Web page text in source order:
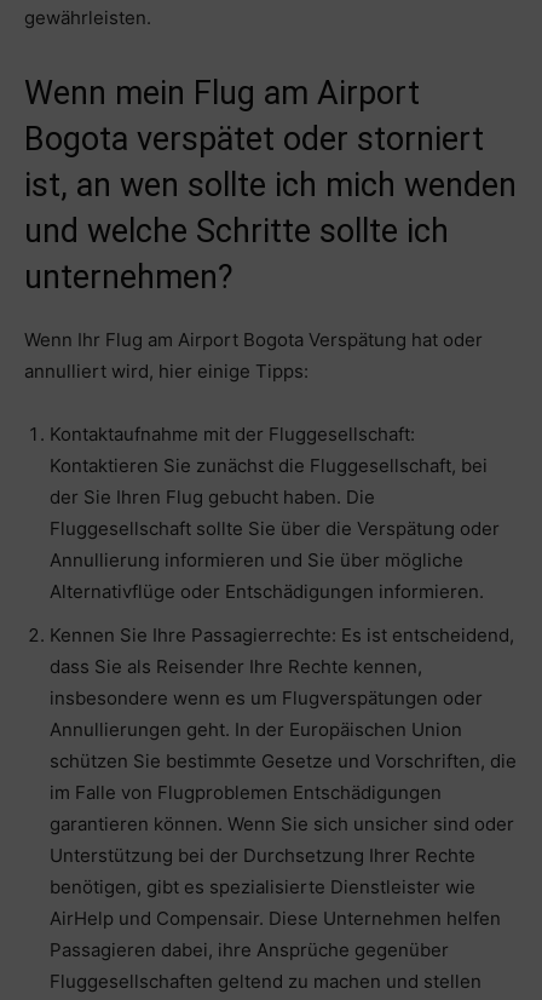
gewährleisten.
Wenn mein Flug am Airport
Bogota verspätet oder storniert
ist, an wen sollte ich mich wenden
und welche Schritte sollte ich
unternehmen?
Wenn Ihr Flug am Airport Bogota Verspätung hat oder
annulliert wird, hier einige Tipps:
Kontaktaufnahme mit der Fluggesellschaft:
Kontaktieren Sie zunächst die Fluggesellschaft, bei
der Sie Ihren Flug gebucht haben. Die
Fluggesellschaft sollte Sie über die Verspätung oder
Annullierung informieren und Sie über mögliche
Alternativflüge oder Entschädigungen informieren.
Kennen Sie Ihre Passagierrechte: Es ist entscheidend,
dass Sie als Reisender Ihre Rechte kennen,
insbesondere wenn es um Flugverspätungen oder
Annullierungen geht. In der Europäischen Union
schützen Sie bestimmte Gesetze und Vorschriften, die
im Falle von Flugproblemen Entschädigungen
garantieren können. Wenn Sie sich unsicher sind oder
Unterstützung bei der Durchsetzung Ihrer Rechte
benötigen, gibt es spezialisierte Dienstleister wie
AirHelp und Compensair. Diese Unternehmen helfen
Passagieren dabei, ihre Ansprüche gegenüber
Fluggesellschaften geltend zu machen und stellen